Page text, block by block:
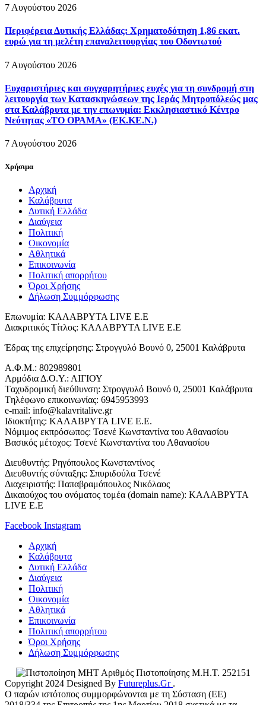
7 Αυγούστου 2026
Περιφέρεια Δυτικής Ελλάδας: Χρηματοδότηση 1,86 εκατ.
ευρώ για τη μελέτη επαναλειτουργίας του Οδοντωτού
7 Αυγούστου 2026
Ευχαριστήριες και συγχαρητήριες ευχές για τη συνδρομή στη
λειτουργία των Κατασκηνώσεων της Ιεράς Μητροπόλεώς μας
στα Καλάβρυτα με την επωνυμία: Εκκλησιαστικό Κέντρο
Νεότητας «ΤΟ ΟΡΑΜΑ» (ΕΚ.ΚΕ.Ν.)
7 Αυγούστου 2026
Χρήσιμα
Αρχική
Καλάβρυτα
Δυτική Ελλάδα
Διαύγεια
Πολιτική
Οικονομία
Αθλητικά
Επικοινωνία
Πολιτική απορρήτου
Όροι Χρήσης
Δήλωση Συμμόρφωσης
Επωνυμία: ΚΑΛΑΒΡΥΤΑ LIVE Ε.Ε
Διακριτικός Τίτλος: ΚΑΛΑΒΡΥΤΑ LIVE E.E
Έδρας της επιχείρησης: Στρογγυλό Βουνό 0, 25001 Καλάβρυτα
Α.Φ.Μ.: 802989801
Αρμόδια Δ.Ο.Υ.: ΑΙΓΙΟΥ
Tαχυδρομική διεύθυνση: Στρογγυλό Βουνό 0, 25001 Καλάβρυτα
Tηλέφωνο επικοινωνίας: 6945953993
e-mail: info@kalavritalive.gr
Iδιοκτήτης: ΚΑΛΑΒΡΥΤΑ LIVE E.E.
Νόμιμος εκπρόσωπος: Τσενέ Κωνσταντίνα του Αθανασίου
Βασικός μέτοχος: Τσενέ Κωνσταντίνα του Αθανασίου
Διευθυντής: Ρηγόπουλος Κωνσταντίνος
Διευθυντής σύνταξης: Σπυριδούλα Τσενέ
Διαχειριστής: Παπαβραμόπουλος Νικόλαος
Δικαιούχος του ονόματος τομέα (domain name): ΚΑΛΑΒΡΥΤΑ
LIVE E.E
Facebook Instagram
Αρχική
Καλάβρυτα
Δυτική Ελλάδα
Διαύγεια
Πολιτική
Οικονομία
Αθλητικά
Επικοινωνία
Πολιτική απορρήτου
Όροι Χρήσης
Δήλωση Συμμόρφωσης
Αριθμός Πιστοποίησης Μ.Η.Τ. 252151
Copyright 2024 Designed By Futureplus.Gr .
Ο παρών ιστότοπος συμμορφώνονται με τη Σύσταση (ΕΕ)